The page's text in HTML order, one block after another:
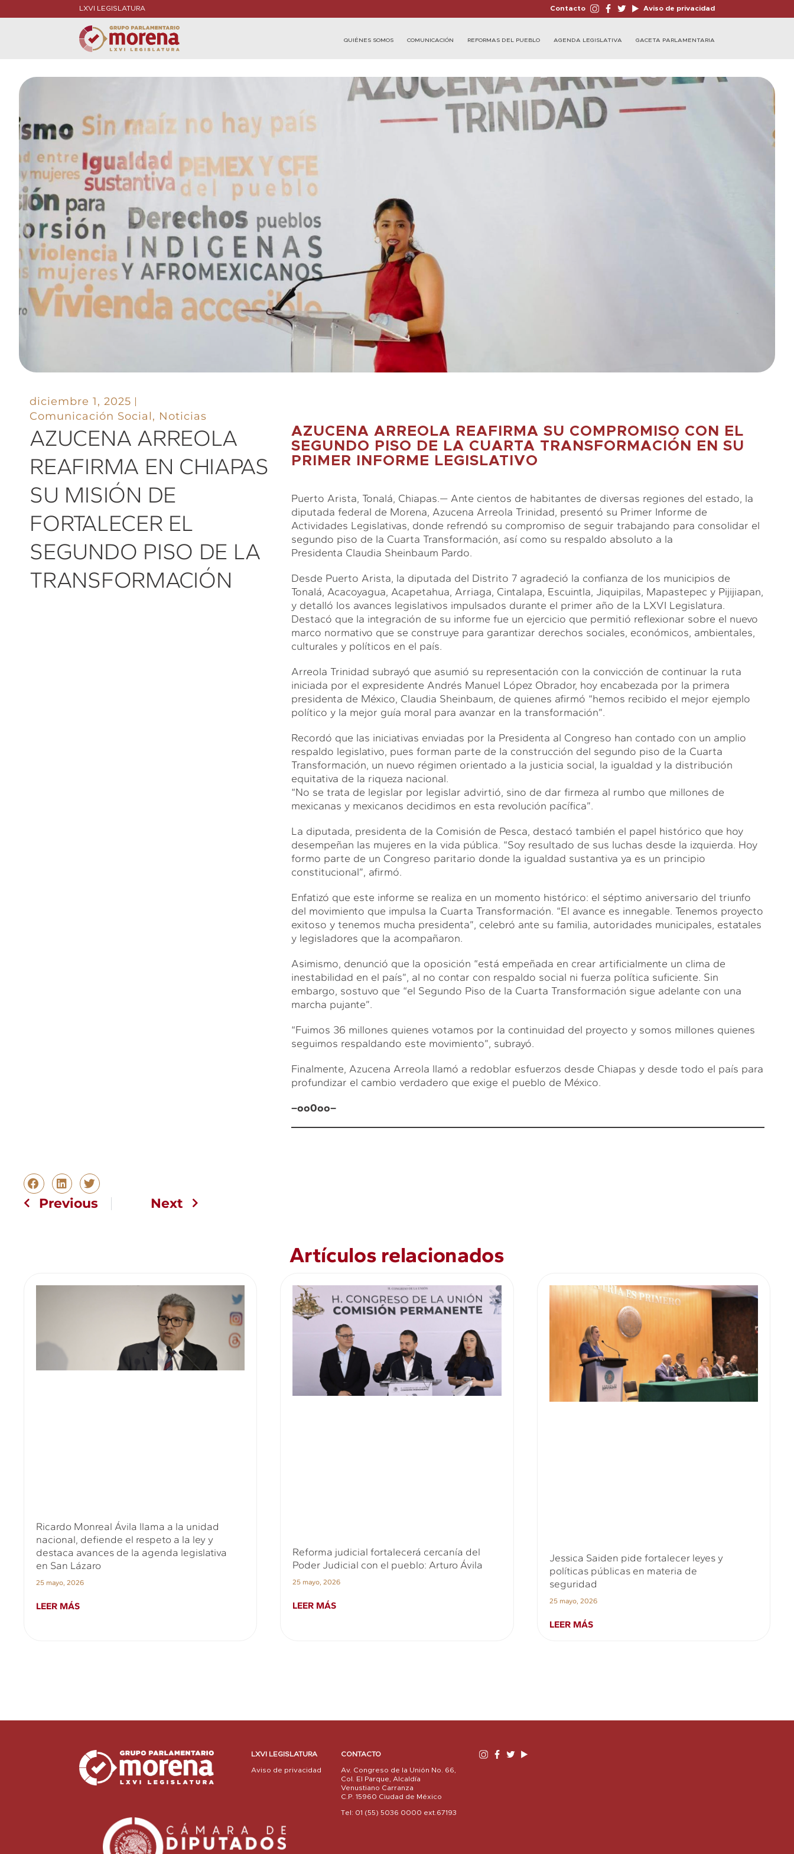
LXVI LEGISLATURA Contacto Aviso de privacidad
QUIÉNES SOMOS COMUNICACIÓN REFORMAS DEL PUEBLO AGENDA LEGISLATIVA GACETA PARLAMENTARIA
diciembre 1, 2025
Comunicación Social, Noticias
AZUCENA ARREOLA
REAFIRMA EN CHIAPAS
SU MISIÓN DE
FORTALECER EL
SEGUNDO PISO DE LA
TRANSFORMACIÓN
AZUCENA ARREOLA REAFIRMA SU COMPROMISO CON EL
SEGUNDO PISO DE LA CUARTA TRANSFORMACIÓN EN SU
PRIMER INFORME LEGISLATIVO
Puerto Arista, Tonalá, Chiapas.— Ante cientos de habitantes de diversas regiones del estado, la
diputada federal de Morena, Azucena Arreola Trinidad, presentó su Primer Informe de
Actividades Legislativas, donde refrendó su compromiso de seguir trabajando para consolidar el
segundo piso de la Cuarta Transformación, así como su respaldo absoluto a la
Presidenta Claudia Sheinbaum Pardo.
Desde Puerto Arista, la diputada del Distrito 7 agradeció la confianza de los municipios de
Tonalá, Acacoyagua, Acapetahua, Arriaga, Cintalapa, Escuintla, Jiquipilas, Mapastepec y Pijijiapan,
y detalló los avances legislativos impulsados durante el primer año de la LXVI Legislatura.
Destacó que la integración de su informe fue un ejercicio que permitió reflexionar sobre el nuevo
marco normativo que se construye para garantizar derechos sociales, económicos, ambientales,
culturales y políticos en el país.
Arreola Trinidad subrayó que asumió su representación con la convicción de continuar la ruta
iniciada por el expresidente Andrés Manuel López Obrador, hoy encabezada por la primera
presidenta de México, Claudia Sheinbaum, de quienes afirmó “hemos recibido el mejor ejemplo
político y la mejor guía moral para avanzar en la transformación”.
Recordó que las iniciativas enviadas por la Presidenta al Congreso han contado con un amplio
respaldo legislativo, pues forman parte de la construcción del segundo piso de la Cuarta
Transformación, un nuevo régimen orientado a la justicia social, la igualdad y la distribución
equitativa de la riqueza nacional.
“No se trata de legislar por legislar advirtió, sino de dar firmeza al rumbo que millones de
mexicanas y mexicanos decidimos en esta revolución pacífica”.
La diputada, presidenta de la Comisión de Pesca, destacó también el papel histórico que hoy
desempeñan las mujeres en la vida pública. “Soy resultado de sus luchas desde la izquierda. Hoy
formo parte de un Congreso paritario donde la igualdad sustantiva ya es un principio
constitucional”, afirmó.
Enfatizó que este informe se realiza en un momento histórico: el séptimo aniversario del triunfo
del movimiento que impulsa la Cuarta Transformación. “El avance es innegable. Tenemos proyecto
exitoso y tenemos mucha presidenta”, celebró ante su familia, autoridades municipales, estatales
y legisladores que la acompañaron.
Asimismo, denunció que la oposición “está empeñada en crear artificialmente un clima de
inestabilidad en el país”, al no contar con respaldo social ni fuerza política suficiente. Sin
embargo, sostuvo que “el Segundo Piso de la Cuarta Transformación sigue adelante con una
marcha pujante”.
“Fuimos 36 millones quienes votamos por la continuidad del proyecto y somos millones quienes
seguimos respaldando este movimiento”, subrayó.
Finalmente, Azucena Arreola llamó a redoblar esfuerzos desde Chiapas y desde todo el país para
profundizar el cambio verdadero que exige el pueblo de México.
–oo0oo–
Previous Next
Artículos relacionados
Ricardo Monreal Ávila llama a la unidad
nacional, defiende el respeto a la ley y
destaca avances de la agenda legislativa
en San Lázaro
25 mayo, 2026
LEER MÁS
Reforma judicial fortalecerá cercanía del
Poder Judicial con el pueblo: Arturo Ávila
25 mayo, 2026
LEER MÁS
Jessica Saiden pide fortalecer leyes y
políticas públicas en materia de
seguridad
25 mayo, 2026
LEER MÁS
LXVI LEGISLATURA
Aviso de privacidad
CONTACTO
Av. Congreso de la Unión No. 66,
Col. El Parque, Alcaldía
Venustiano Carranza
C.P. 15960 Ciudad de México
Tel: 01 (55) 5036 0000 ext.67193